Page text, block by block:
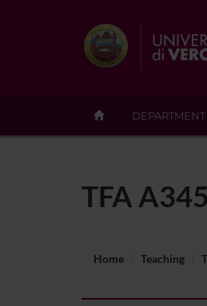
DEPARTMENT
TFA
Home Teaching